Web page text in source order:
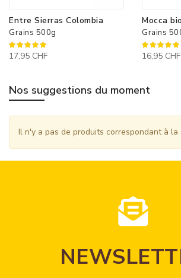
Entre Sierras Colombia
Grains 500g
100%
17,95 CHF
Mocca
Grains
100%
16,95 CHF
Nos suggestions du moment
Il n'y a pas de produits correspondant à la